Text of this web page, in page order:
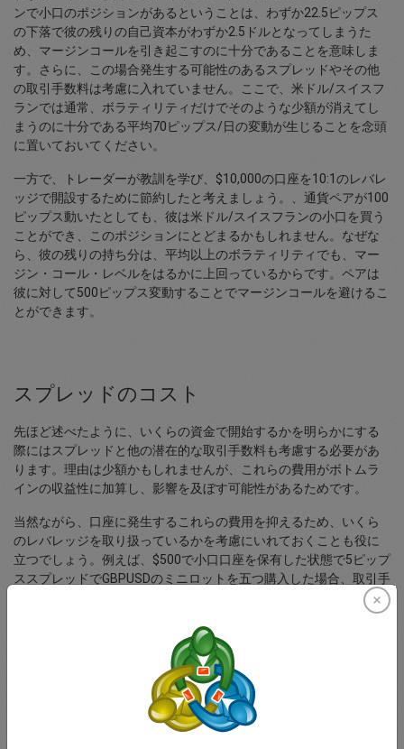
ンで小口のポジションがあるということは、わずか22.5ピップス
の下落で彼の残りの自己資本がわずか2.5ドルとなってしまうた
め、マージンコールを引き起こすのに十分であることを意味しま
す。さらに、この場合発生する可能性のあるスプレッドやその他
の取引手数料は考慮に入れていません。ここで、米ドル/スイスフ
ランでは通常、ボラティリティだけでそのような少額が消えてし
まうのに十分である平均70ピップス/日の変動が生じることを念頭
に置いておいてください。
一方で、トレーダーが教訓を学び、$10,000の口座を10:1のレバレ
ッジで開設するために節約したと考えましょう。、通貨ペアが100
ピップス動いたとしても、彼は米ドル/スイスフランの小口を買う
ことができ、このポジションにとどまるかもしれません。なぜな
ら、彼の残りの持ち分は、平均以上のボラティリティでも、マー
ジン・コール・レベルをはるかに上回っているからです。ペアは
彼に対して500ピップス変動することでマージンコールを避けるこ
とができます。
スプレッドのコスト
先ほど述べたように、いくらの資金で開始するかを明らかにする
際にはスプレッドと他の潜在的な取引手数料も考慮する必要があ
ります。理由は少額かもしれませんが、これらの費用がボトムラ
インの収益性に加算し、影響を及ぼす可能性があるためです。
当然ながら、口座に発生するこれらの費用を抑えるため、いくら
のレバレッジを取り扱っているかを考慮にいれておくことも役に
立つでしょう。例えば、$500で小口口座を保有した状態で5ピップ
ススプレッドでGBPUSDのミニロットを五つ購入した場合、取引手
幸運ながら、easyMarketsはこれらのリスクと費用を最小限に抑
えうる狭い固定スプレッドを提供しています。 取引を開始するた
めに必要な資金の計算に役立つ、いくつかの通貨ペアに対するス
プレッドと弊社のプラットフォームが提供する金融商品の表をこ
ちらでご覧いただくことをお薦めしております。